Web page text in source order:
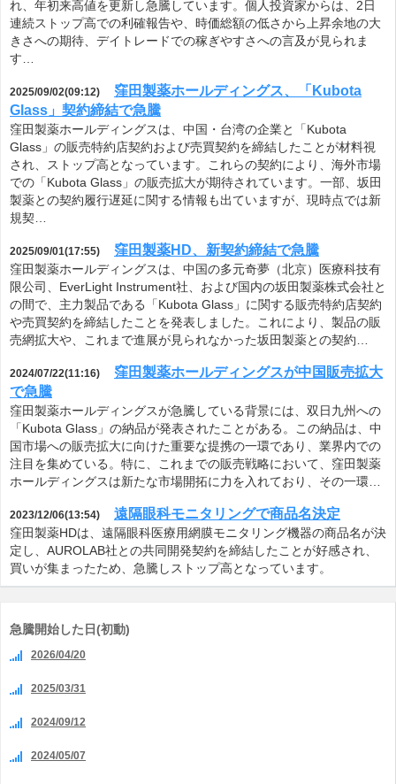
れ、年初来高値を更新し急騰しています。個人投資家からは、2日
連続ストップ高での利確報告や、時価総額の低さから上昇余地の大
きさへの期待、デイトレードでの稼ぎやすさへの言及が見られま
す…
2025/09/02(09:12)
窪田製薬ホールディングス、「Kubota
Glass」契約締結で急騰
窪田製薬ホールディングスは、中国・台湾の企業と「Kubota
Glass」の販売特約店契約および売買契約を締結したことが材料視
され、ストップ高となっています。これらの契約により、海外市場
での「Kubota Glass」の販売拡大が期待されています。一部、坂田
製薬との契約履行遅延に関する情報も出ていますが、現時点では新
規契…
2025/09/01(17:55) 窪田製薬HD、新契約締結で急騰
窪田製薬ホールディングスは、中国の多元奇夢（北京）医療科技有
限公司、EverLight Instrument社、および国内の坂田製薬株式会社と
の間で、主力製品である「Kubota Glass」に関する販売特約店契約
や売買契約を締結したことを発表しました。これにより、製品の販
売網拡大や、これまで進展が見られなかった坂田製薬との契約…
2024/07/22(11:16)
窪田製薬ホールディングスが中国販売拡大
で急騰
窪田製薬ホールディングスが急騰している背景には、双日九州への
「Kubota Glass」の納品が発表されたことがある。この納品は、中
国市場への販売拡大に向けた重要な提携の一環であり、業界内での
注目を集めている。特に、これまでの販売戦略において、窪田製薬
ホールディングスは新たな市場開拓に力を入れており、その一環…
2023/12/06(13:54) 遠隔眼科モニタリングで商品名決定
窪田製薬HDは、遠隔眼科医療用網膜モニタリング機器の商品名が決
定し、AUROLAB社との共同開発契約を締結したことが好感され、
買いが集まったため、急騰しストップ高となっています。
急騰開始した日(初動)
2026/04/20
2025/03/31
2024/09/12
2024/05/07